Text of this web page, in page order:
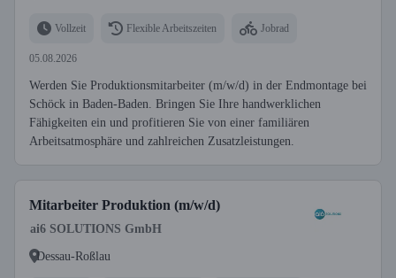
Vollzeit Flexible Arbeitszeiten Jobrad
05.08.2026
Werden Sie Produktionsmitarbeiter (m/w/d) in der Endmontage bei
Schöck in Baden-Baden. Bringen Sie Ihre handwerklichen
Fähigkeiten ein und profitieren Sie von einer familiären
Arbeitsatmosphäre und zahlreichen Zusatzleistungen.
Mitarbeiter Produktion (m/w/d)
ai6 SOLUTIONS GmbH
Dessau-Roßlau